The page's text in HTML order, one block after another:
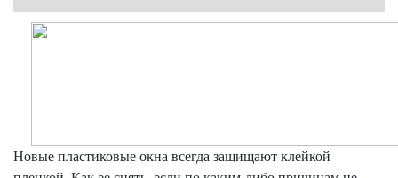
Новые пластиковые окна всегда защищают клейкой